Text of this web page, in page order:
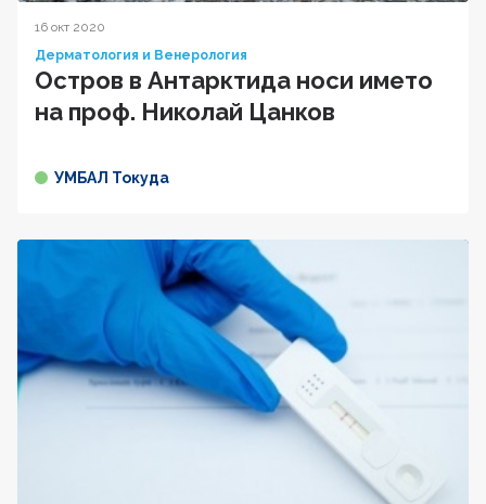
16 окт 2020
Дерматология и Венерология
Остров в Антарктида носи името
на проф. Николай Цанков
УМБАЛ Токуда